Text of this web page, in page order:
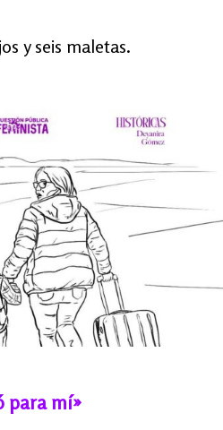
y seis maletas.
para mí»